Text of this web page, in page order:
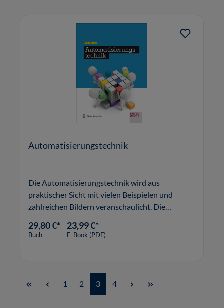
Automatisierungstechnik
Die Automatisierungstechnik wird aus
praktischer Sicht mit vielen Beispielen und
zahlreichen Bildern veranschaulicht. Die
Maschinensicherheit, Sicherheit in
29,80 €*
Buch
23,99 €*
E-Book (PDF)
Seite
1 Seite
2 Seite
3 Seite
4